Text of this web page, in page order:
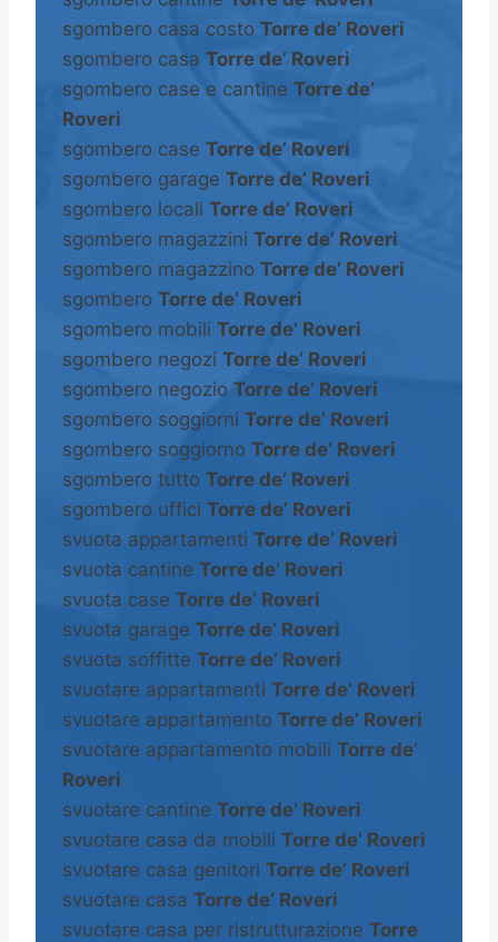
sgombero casa costo Torre de’ Roveri
sgombero casa Torre de’ Roveri
sgombero case e cantine Torre de’
Roveri
sgombero case Torre de’ Roveri
sgombero garage Torre de’ Roveri
sgombero locali Torre de’ Roveri
sgombero magazzini Torre de’ Roveri
sgombero magazzino Torre de’ Roveri
sgombero Torre de’ Roveri
sgombero mobili Torre de’ Roveri
sgombero negozi Torre de’ Roveri
sgombero negozio Torre de’ Roveri
sgombero soggiorni Torre de’ Roveri
sgombero soggiorno Torre de’ Roveri
sgombero tutto Torre de’ Roveri
sgombero uffici Torre de’ Roveri
svuota appartamenti Torre de’ Roveri
svuota cantine Torre de’ Roveri
svuota case Torre de’ Roveri
svuota garage Torre de’ Roveri
svuota soffitte Torre de’ Roveri
svuotare appartamenti Torre de’ Roveri
svuotare appartamento Torre de’ Roveri
svuotare appartamento mobili Torre de’
Roveri
svuotare cantine Torre de’ Roveri
svuotare casa da mobili Torre de’ Roveri
svuotare casa genitori Torre de’ Roveri
svuotare casa Torre de’ Roveri
svuotare casa per ristrutturazione Torre